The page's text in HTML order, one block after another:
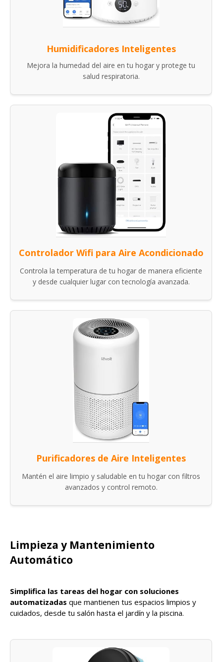
Humidificadores Inteligentes
Mejora la humedad del aire en tu hogar y protege tu
salud respiratoria.
Controlador Wifi para Aire Acondicionado
Controla la temperatura de tu hogar de manera eficiente
y desde cualquier lugar con tecnología avanzada.
Purificadores de Aire Inteligentes
Mantén el aire limpio y saludable en tu hogar con filtros
avanzados y control remoto.
Limpieza y Mantenimiento
Automático
Simplifica las tareas del hogar con soluciones
automatizadas que mantienen tus espacios limpios y
cuidados, desde tu salón hasta el jardín y la piscina.